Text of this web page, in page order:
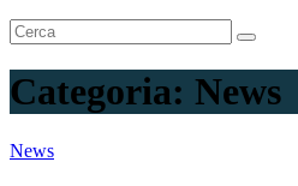
Categoria: News
News